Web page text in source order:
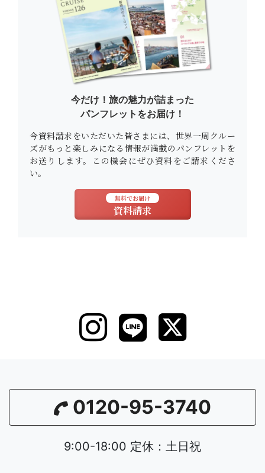
今だけ！旅の魅力が詰まった
パンフレットをお届け！
今資料請求をいただいた皆さまには、世界一周クルー
ズがもっと楽しみになる情報が満載のパンフレットを
お送りします。この機会にぜひ資料をご請求くださ
い。
無料でお届け
資料請求
0120-95-3740
9:00-18:00 定休：土日祝